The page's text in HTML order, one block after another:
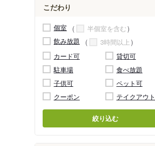
こだわり
個室
半個室を含む
飲み放題
3時間以上
カード可
貸切可
駐車場
食べ放題
子供可
ペット可
クーポン
テイクアウト
絞り込む